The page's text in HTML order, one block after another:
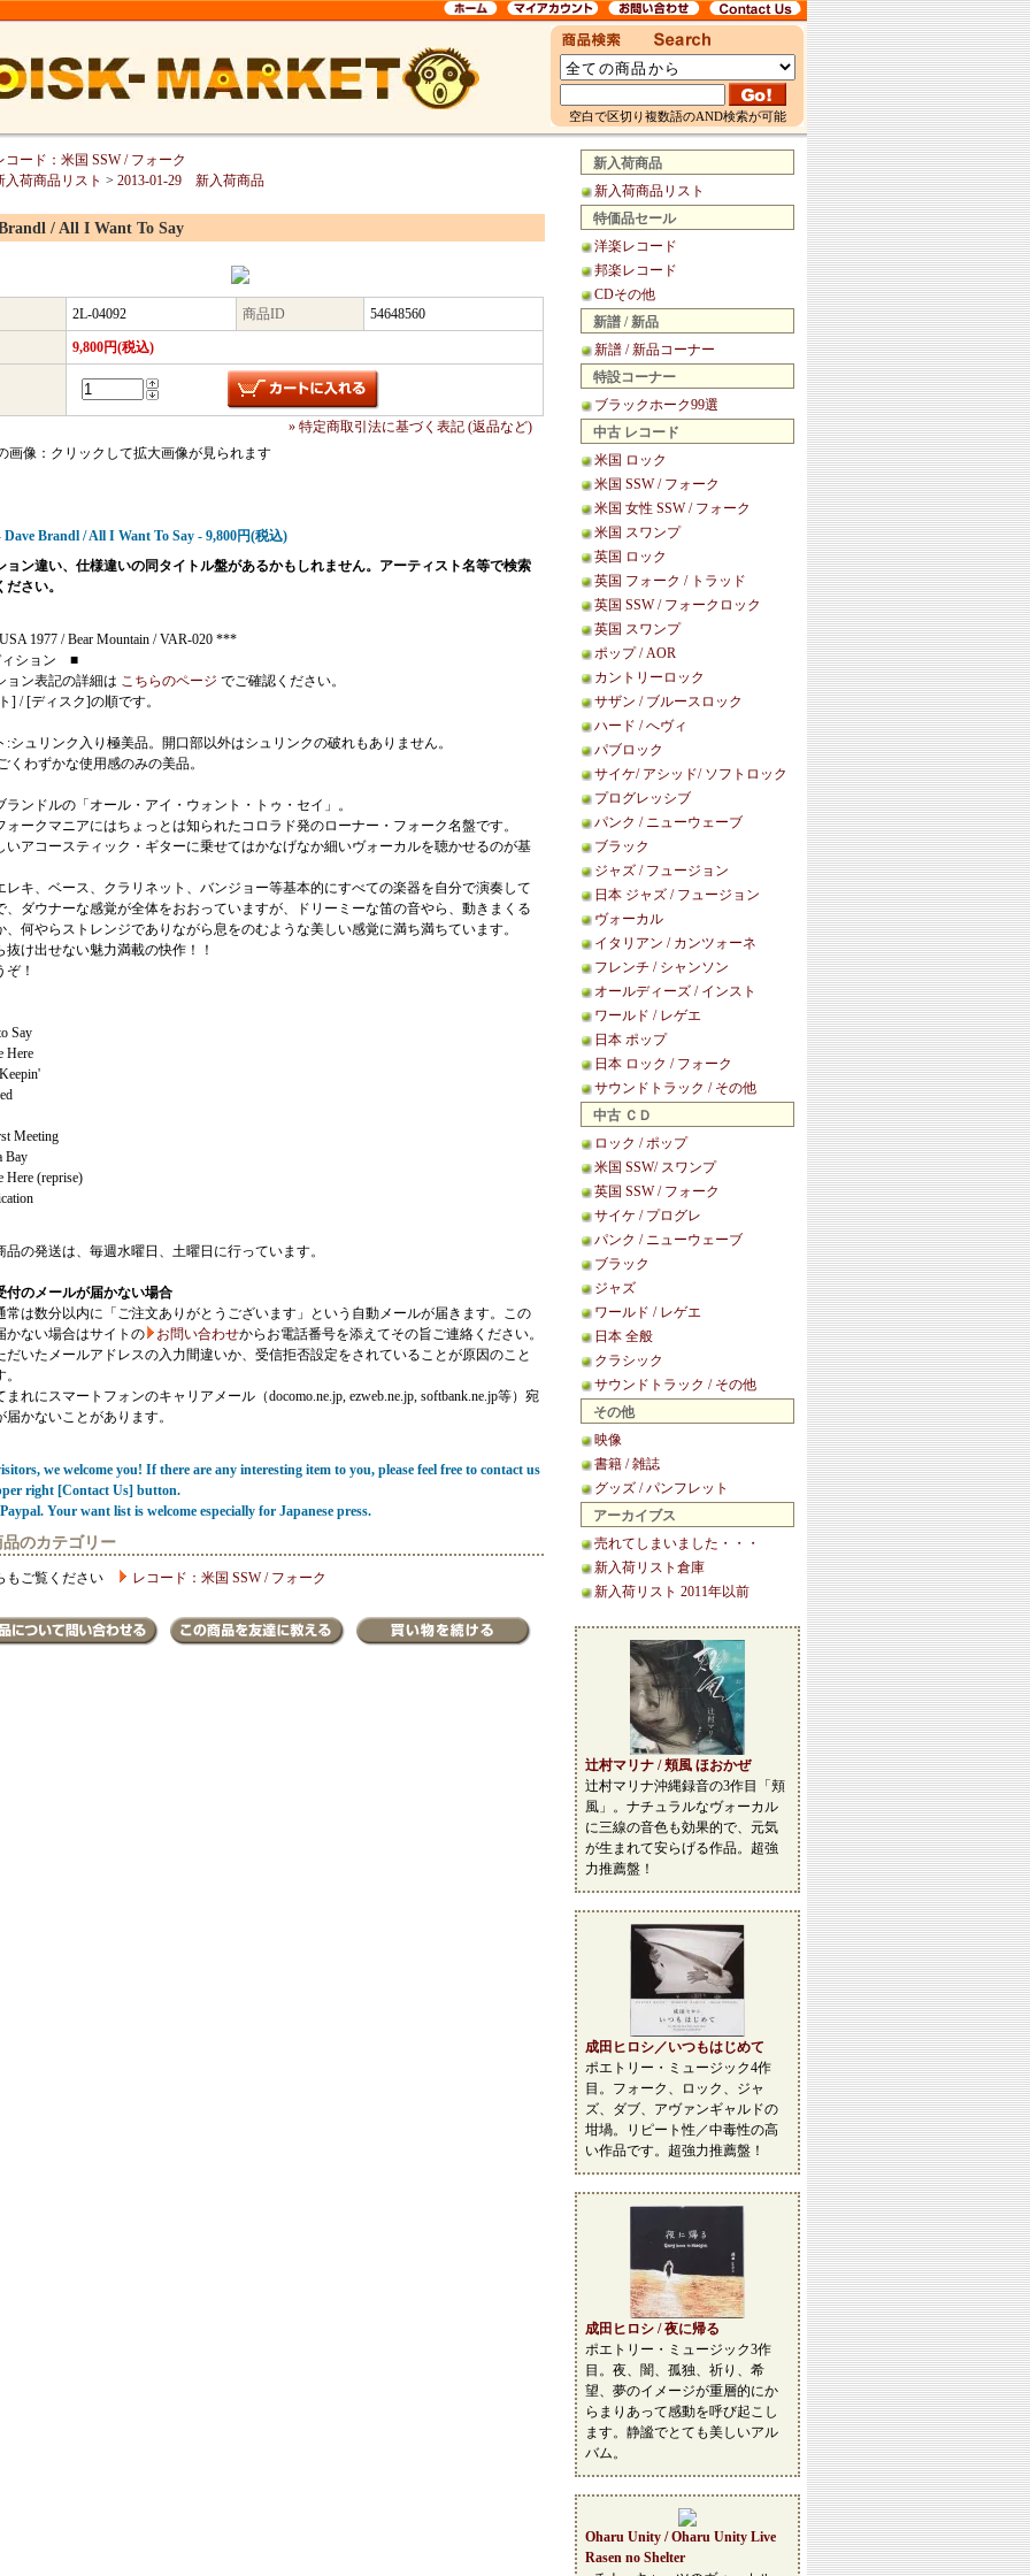
空白で区切り複数語のAND検索が可能
新入荷商品
新入荷商品リスト
特価品セール
洋楽レコード
邦楽レコード
CDその他
新譜 / 新品
新譜 / 新品コーナー
特設コーナー
ブラックホーク99選
中古 レコード
米国 ロック
米国 SSW / フォーク
米国 女性 SSW / フォーク
米国 スワンプ
英国 ロック
英国 フォーク / トラッド
英国 SSW / フォークロック
英国 スワンプ
ポップ / AOR
カントリーロック
サザン / ブルースロック
ハード / へヴィ
パブロック
サイケ/ アシッド/ ソフトロック
プログレッシブ
パンク / ニューウェーブ
ブラック
ジャズ / フュージョン
日本 ジャズ / フュージョン
ヴォーカル
イタリアン / カンツォーネ
フレンチ / シャンソン
オールディーズ / インスト
ワールド / レゲエ
日本 ポップ
日本 ロック / フォーク
サウンドトラック / その他
中古 ＣＤ
ロック / ポップ
米国 SSW/ スワンプ
英国 SSW / フォーク
サイケ / プログレ
パンク / ニューウェーブ
ブラック
ジャズ
ワールド / レゲエ
日本 全般
クラシック
サウンドトラック / その他
その他
映像
書籍 / 雑誌
グッズ / パンフレット
アーカイブス
売れてしまいました・・・
新入荷リスト倉庫
新入荷リスト 2011年以前
辻村マリナ / 頬風 ほおかぜ
辻村マリナ沖縄録音の3作目「頬
風」。ナチュラルなヴォーカル
に三線の音色も効果的で、元気
が生まれて安らげる作品。超強
力推薦盤！
成田ヒロシ／いつもはじめて
ポエトリー・ミュージック4作
目。フォーク、ロック、ジャ
ズ、ダブ、アヴァンギャルドの
坩堝。リピート性／中毒性の高
い作品です。超強力推薦盤！
成田ヒロシ / 夜に帰る
ポエトリー・ミュージック3作
目。夜、闇、孤独、祈り、希
望、夢のイメージが重層的にか
らまりあって感動を呼び起こし
ます。静謐でとても美しいアル
バム。
Oharu Unity / Oharu Unity Live
Rasen no Shelter
コード：米国 SSW / フォーク
入荷商品リスト > 2013-01-29 新入荷商品
/ All I Want To Say
2L-04092 商品ID 54648560
9,800円(税込)
» 特定商取引法に基づく表記 (返品など)
画像：クリックして拡大画像が見られます
Dave Brandl / All I Want To Say - 9,800円(税込)
ョン違い、仕様違いの同タイトル盤があるかもしれません。アーティスト名等で検索
さい。
1977 / Bear Mountain / VAR-020 ***
ション ■
ョン表記の詳細は こちらのページ でご確認ください。
] / [ディスク]の順です。
:シュリンク入り極美品。開口部以外はシュリンクの破れもありません。
くわずかな使用感のみの美品。
ランドルの「オール・アイ・ウォント・トゥ・セイ」。
ォークマニアにはちょっとは知られたコロラド発のローナー・フォーク名盤です。
いアコースティック・ギターに乗せてはかなげなか細いヴォーカルを聴かせるのが基
レキ、ベース、クラリネット、バンジョー等基本的にすべての楽器を自分で演奏して
、ダウナーな感覚が全体をおおっていますが、ドリーミーな笛の音やら、動きまくる
、何やらストレンジでありながら息をのむような美しい感覚に満ち満ちています。
抜け出せない魅力満載の快作！！
！
Say
Here
Meeting
Bay
Here (reprise)
の発送は、毎週水曜日、土曜日に行っています。
のメールが届かない場合
常は数分以内に「ご注文ありがとうございます」という自動メールが届きます。この
かない場合はサイトの
お問い合わせからお電話番号を添えてその旨ご連絡ください。
だいたメールアドレスの入力間違いか、受信拒否設定をされていることが原因のこと
れにスマートフォンのキャリアメール（docomo.ne.jp, ezweb.ne.jp, softbank.ne.jp等）宛
届かないことがあります。
we welcome you! If there are any interesting item to you, please feel free to contact us
right [Contact Us] button.
Your want list is welcome especially for Japanese press.
のカテゴリー
もご覧ください レコード：米国 SSW / フォーク